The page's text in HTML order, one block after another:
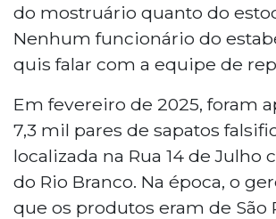
do mostruário quanto do
Nenhum funcionário do
quis falar com a equipe de
Em fevereiro de 2025, foram
7,3 mil pares de sapatos
localizada na Rua 14 de Julho
do Rio Branco. Na época, o
que os produtos eram de São